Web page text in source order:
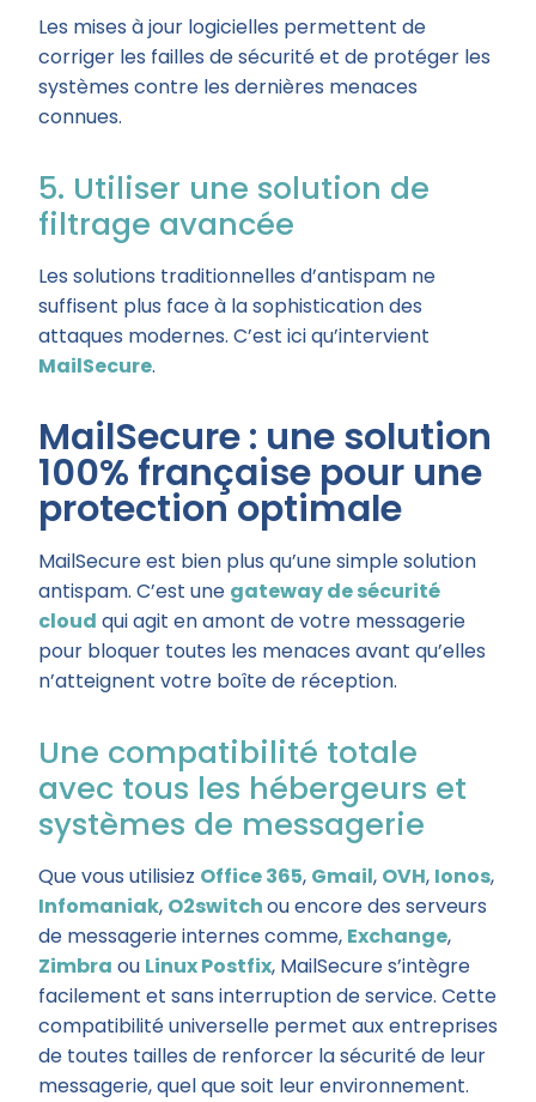
Les mises à jour logicielles permettent de
corriger les failles de sécurité et de protéger les
systèmes contre les dernières menaces
connues.
5. Utiliser une solution de
filtrage avancée
Les solutions traditionnelles d’antispam ne
suffisent plus face à la sophistication des
attaques modernes. C’est ici qu’intervient
MailSecure.
MailSecure : une solution
100% française pour une
protection optimale
MailSecure est bien plus qu’une simple solution
antispam. C’est une gateway de sécurité
cloud qui agit en amont de votre messagerie
pour bloquer toutes les menaces avant qu’elles
n’atteignent votre boîte de réception.
Une compatibilité totale
avec tous les hébergeurs et
systèmes de messagerie
Que vous utilisiez Office 365, Gmail, OVH, Ionos,
Infomaniak, O2switchou encore des serveurs
de messagerie internes comme, Exchange,
Zimbra ou Linux Postfix, MailSecure s’intègre
facilement et sans interruption de service. Cette
compatibilité universelle permet aux entreprises
de toutes tailles de renforcer la sécurité de leur
messagerie, quel que soit leur environnement.